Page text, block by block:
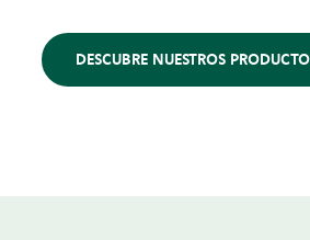
DESCUBRE NUESTROS